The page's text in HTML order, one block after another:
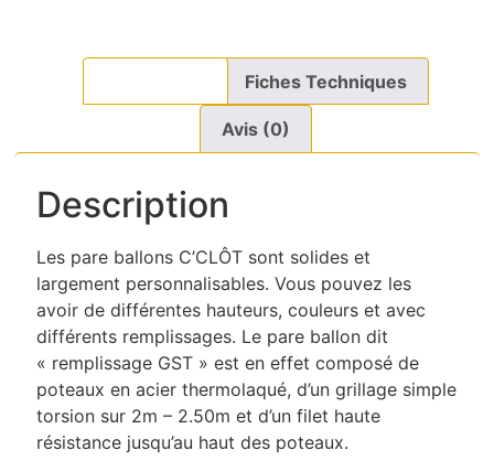
Fiches Techniques
Avis (0)
Description
Les pare ballons C’CLÔT sont solides et
largement personnalisables. Vous pouvez les
avoir de différentes hauteurs, couleurs et avec
différents remplissages. Le pare ballon dit
« remplissage GST » est en effet composé de
poteaux en acier thermolaqué, d’un grillage simple
torsion sur 2m – 2.50m et d’un filet haute
résistance jusqu’au haut des poteaux.